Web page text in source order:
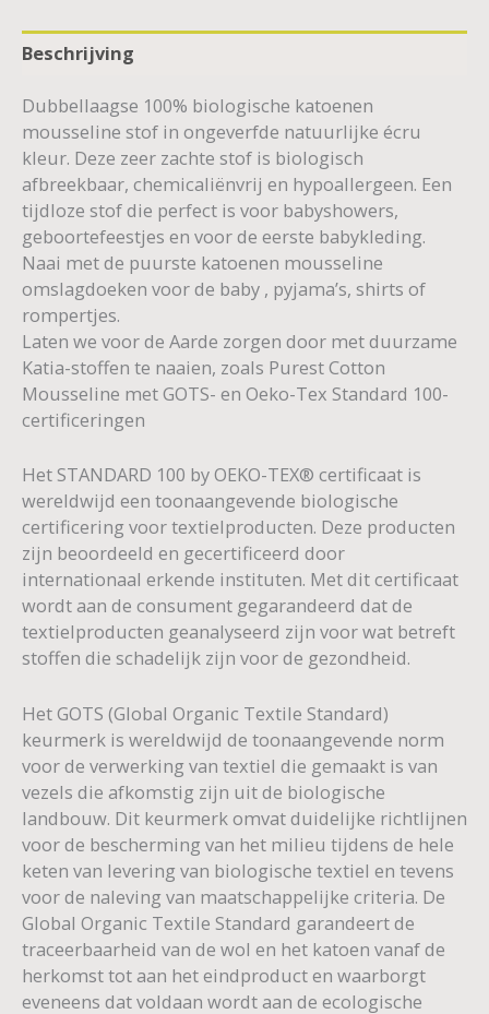
Beschrijving
Dubbellaagse 100% biologische katoenen
mousseline stof in ongeverfde natuurlijke écru
kleur. Deze zeer zachte stof is biologisch
afbreekbaar, chemicaliënvrij en hypoallergeen. Een
tijdloze stof die perfect is voor babyshowers,
geboortefeestjes en voor de eerste babykleding.
Naai met de puurste katoenen mousseline
omslagdoeken voor de baby , pyjama’s, shirts of
rompertjes.
Laten we voor de Aarde zorgen door met duurzame
Katia-stoffen te naaien, zoals Purest Cotton
Mousseline met GOTS- en Oeko-Tex Standard 100-
certificeringen
Het STANDARD 100 by OEKO-TEX® certificaat is
wereldwijd een toonaangevende biologische
certificering voor textielproducten. Deze producten
zijn beoordeeld en gecertificeerd door
internationaal erkende instituten. Met dit certificaat
wordt aan de consument gegarandeerd dat de
textielproducten geanalyseerd zijn voor wat betreft
stoffen die schadelijk zijn voor de gezondheid.
Het GOTS (Global Organic Textile Standard)
keurmerk is wereldwijd de toonaangevende norm
voor de verwerking van textiel die gemaakt is van
vezels die afkomstig zijn uit de biologische
landbouw. Dit keurmerk omvat duidelijke richtlijnen
voor de bescherming van het milieu tijdens de hele
keten van levering van biologische textiel en tevens
voor de naleving van maatschappelijke criteria. De
Global Organic Textile Standard garandeert de
traceerbaarheid van de wol en het katoen vanaf de
herkomst tot aan het eindproduct en waarborgt
eveneens dat voldaan wordt aan de ecologische